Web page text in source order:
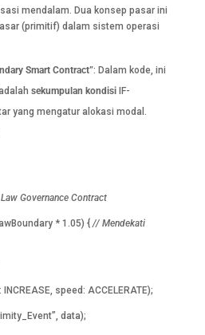
mendalam. Dua konsep pasar ini
(primitif) dalam sistem operasi
Smart Contract”: Dalam kode, ini
sekumpulan kondisi IF-
yang mengatur alokasi modal.
Governance Contract
* 1.05) { // Mendekati
speed: ACCELERATE);
data);